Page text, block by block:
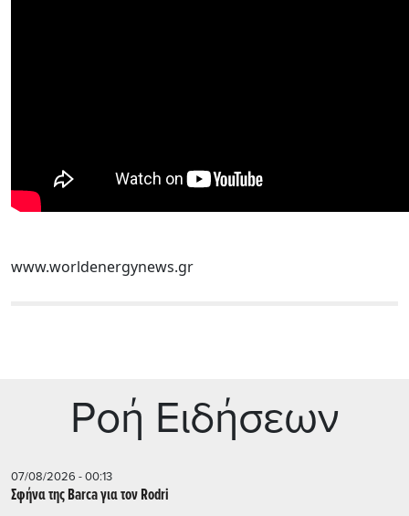
www.worldenergynews.gr
Ρoή Ειδήσεων
07/08/2026 - 00:13
Σφήνα της Barca για τον Rodri